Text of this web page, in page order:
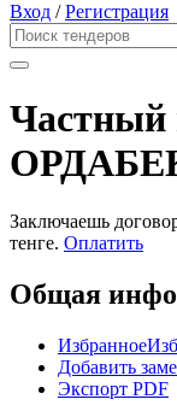
Вход /Регистрация
Частный
Заключаешь
тенге. Оплатить
Общая
Избранное
Добавить
Экспорт PDF